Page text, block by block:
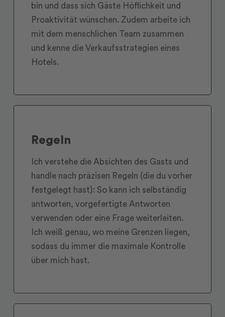
bin und dass sich Gäste Höflichkeit und
Proaktivität wünschen. Zudem arbeite ich
mit dem menschlichen Team zusammen
und kenne die Verkaufsstrategien eines
Hotels.
Regeln
Ich verstehe die Absichten des Gasts und
handle nach präzisen Regeln (die du vorher
festgelegt hast): So kann ich selbständig
antworten, vorgefertigte Antworten
verwenden oder eine Frage weiterleiten.
Ich weiß genau, wo meine Grenzen liegen,
sodass du immer die maximale Kontrolle
über mich hast.